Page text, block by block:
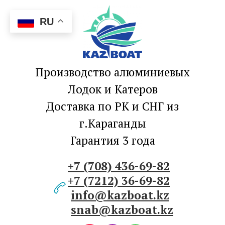
Производство алюминиевых
Лодок и Катеров
Доставка по РК и СНГ из
г.Караганды
Гарантия 3 года
+7 (708) 436-69-82
+7 (7212) 36-69-82
info@kazboat.kz
snab@kazboat.kz
RU